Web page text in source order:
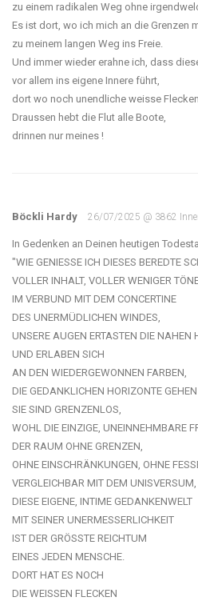
zu einem radikalen Weg ohne
Es ist dort, wo ich mich an die Grenzen
zu meinem langen Weg ins Freie.
Und immer wieder erahne ich, dass
vor allem ins eigene Innere führt,
dort wo noch unendliche weisse
Draussen hebt die Flut alle Boote,
drinnen nur meines !
Böckli Hardy 26/07/2025 @ 3862
In Gedenken an Deinen heutigen
"WIE GENIESSE ICH DIESES BEREDTE
VOLLER INHALT, VOLLER WENIGER
IM VERBUND MIT DEM CONCERTINE
DES UNERMÜDLICHEN WINDES,
UNSERE AUGEN ERTASTEN DIE NAHEN
UND ERLABEN SICH
AN DEN WIEDERGEWONNEN FARBEN,
DIE GEDANKLICHEN HORIZONTE
SIE SIND GRENZENLOS,
WOHL DIE EINZIGE, UNEINNEHMBARE
DER RAUM OHNE GRENZEN,
OHNE EINSCHRÄNKUNGEN, OHNE
VERGLEICHBAR MIT DEM UNISVERSUM,
DIESE EIGENE, INTIME GEDANKENWELT
MIT SEINER UNERMESSERLICHKEIT
IST DER GRÖSSTE REICHTUM
EINES JEDEN MENSCHE.
DORT HAT ES NOCH
DIE WEISSEN FLECKEN